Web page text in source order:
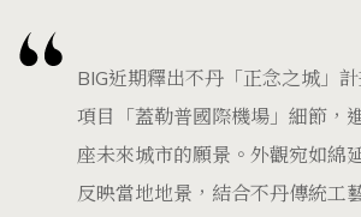
BIG近期釋出不丹「正念之城」
項目「蓋勒普國際機場」細節，
座未來城市的願景。外觀宛如綿
反映當地地景，結合不丹傳統工